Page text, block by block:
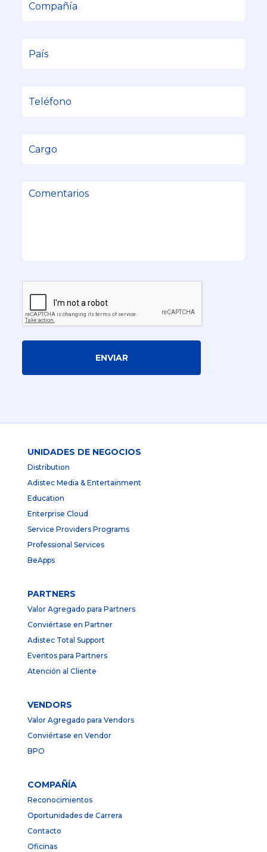
ENVIAR
UNIDADES DE NEGOCIOS
Distribution
Adistec Media & Entertainment
Education
Enterprise Cloud
Service Providers Programs
Professional Services
BeApps
PARTNERS
Valor Agregado para Partners
Conviértase en Partner
Adistec Total Support
Eventos para Partners
Atención al Cliente
VENDORS
Valor Agregado para Vendors
Conviértase en Vendor
BPO
COMPAÑÍA
Reconocimientos
Oportunidades de Carrera
Contacto
Oficinas